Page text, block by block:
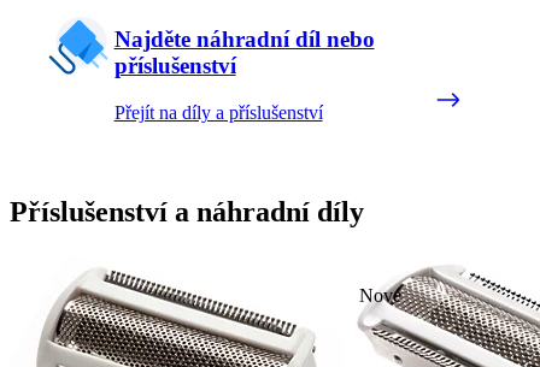
Najděte náhradní díl nebo
příslušenství
Přejít na díly a příslušenství
Příslušenství a náhradní díly
Nové